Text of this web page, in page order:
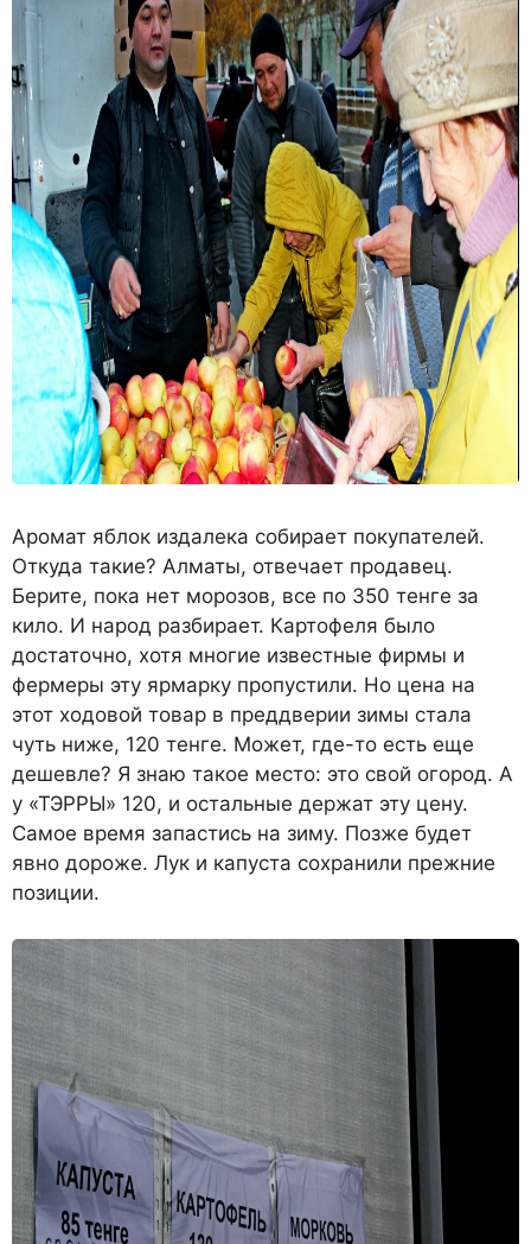
Аромат яблок издалека собирает покупателей.
Откуда такие? Алматы, отвечает продавец.
Берите, пока нет морозов, все по 350 тенге за
кило. И народ разбирает. Картофеля было
достаточно, хотя многие известные фирмы и
фермеры эту ярмарку пропустили. Но цена на
этот ходовой товар в преддверии зимы стала
чуть ниже, 120 тенге. Может, где-то есть еще
дешевле? Я знаю такое место: это свой огород. А
у «ТЭРРЫ» 120, и остальные держат эту цену.
Самое время запастись на зиму. Позже будет
явно дороже. Лук и капуста сохранили прежние
позиции.